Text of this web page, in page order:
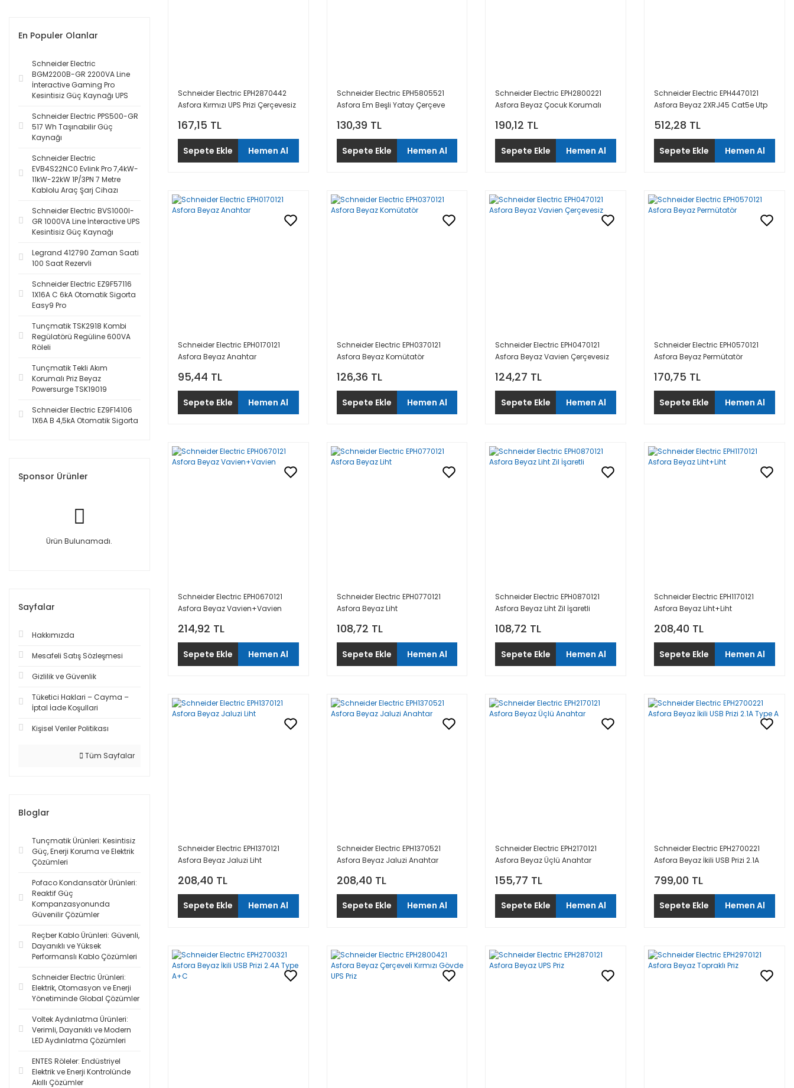
En Populer Olanlar
Schneider Electric
BGM2200B-GR 2200VA Line
İnteractive Gaming Pro
Kesintisiz Güç Kaynağı UPS
Schneider Electric PPS500-GR
517 Wh Taşınabilir Güç
Kaynağı
Schneider Electric
EVB4S22NC0 Evlink Pro 7,4kW-
11kW-22kW 1P/3PN 7 Metre
Kablolu Araç Şarj Cihazı
Schneider Electric BVS1000I-
GR 1000VA Line İnteractive UPS
Kesintisiz Güç Kaynağı
Legrand 412790 Zaman Saati
100 Saat Rezervli
Schneider Electric EZ9F57116
1X16A C 6kA Otomatik Sigorta
Easy9 Pro
Tunçmatik TSK2918 Kombi
Regülatörü Regüline 600VA
Röleli
Tunçmatik Tekli Akım
Korumalı Priz Beyaz
Powersurge TSK19019
Schneider Electric EZ9F14106
1X6A B 4,5kA Otomatik Sigorta
Sponsor Ürünler
Ürün Bulunamadı.
Sayfalar
Hakkımızda
Mesafeli Satış Sözleşmesi
Gizlilik ve Güvenlik
Tüketici Haklari – Cayma –
İptal İade Koşullari
Kişisel Veriler Politikası
Tüm Sayfalar
Bloglar
Tunçmatik Ürünleri: Kesintisiz
Güç, Enerji Koruma ve Elektrik
Çözümleri
Pofaco Kondansatör Ürünleri:
Reaktif Güç
Kompanzasyonunda
Güvenilir Çözümler
Reçber Kablo Ürünleri: Güvenli,
Dayanıklı ve Yüksek
Performanslı Kablo Çözümleri
Schneider Electric Ürünleri:
Elektrik, Otomasyon ve Enerji
Yönetiminde Global Çözümler
Voltek Aydınlatma Ürünleri:
Verimli, Dayanıklı ve Modern
LED Aydınlatma Çözümleri
ENTES Röleler: Endüstriyel
Elektrik ve Enerji Kontrolünde
Akıllı Çözümler
Schneider Electric EPH2870442
Asfora Kırmızı UPS Prizi Çerçevesiz
167,15 TL
Sepete Ekle Hemen Al
Schneider Electric EPH5805521
Asfora Em Beşli Yatay Çerçeve
130,39 TL
Sepete Ekle Hemen Al
Schneider Electric EPH2800221
Asfora Beyaz Çocuk Korumalı
190,12 TL
Sepete Ekle Hemen Al
Schneider Electric EPH4470121
Asfora Beyaz 2XRJ45 Cat5e Utp
512,28 TL
Sepete Ekle Hemen Al
Schneider Electric EPH0170121
Asfora Beyaz Anahtar
95,44 TL
Sepete Ekle Hemen Al
Schneider Electric EPH0370121
Asfora Beyaz Komütatör
126,36 TL
Sepete Ekle Hemen Al
Schneider Electric EPH0470121
Asfora Beyaz Vavien Çerçevesiz
124,27 TL
Sepete Ekle Hemen Al
Schneider Electric EPH0570121
Asfora Beyaz Permütatör
170,75 TL
Sepete Ekle Hemen Al
Schneider Electric EPH0670121
Asfora Beyaz Vavien+Vavien
214,92 TL
Sepete Ekle Hemen Al
Schneider Electric EPH0770121
Asfora Beyaz Liht
108,72 TL
Sepete Ekle Hemen Al
Schneider Electric EPH0870121
Asfora Beyaz Liht Zil İşaretli
108,72 TL
Sepete Ekle Hemen Al
Schneider Electric EPH1170121
Asfora Beyaz Liht+Liht
208,40 TL
Sepete Ekle Hemen Al
Schneider Electric EPH1370121
Asfora Beyaz Jaluzi Liht
208,40 TL
Sepete Ekle Hemen Al
Schneider Electric EPH1370521
Asfora Beyaz Jaluzi Anahtar
208,40 TL
Sepete Ekle Hemen Al
Schneider Electric EPH2170121
Asfora Beyaz Üçlü Anahtar
155,77 TL
Sepete Ekle Hemen Al
Schneider Electric EPH2700221
Asfora Beyaz İkili USB Prizi 2.1A
799,00 TL
Sepete Ekle Hemen Al